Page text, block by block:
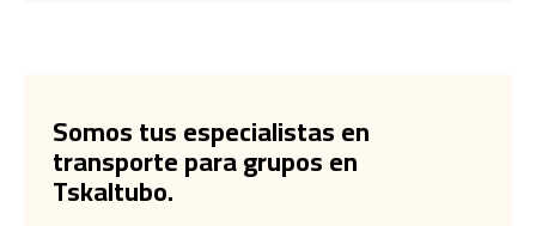
Somos tus especialistas en
transporte para grupos en
Tskaltubo.